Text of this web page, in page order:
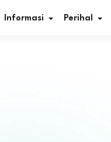
Informasi Perihal